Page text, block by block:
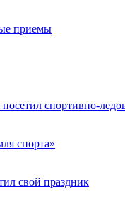
приемы
спортивно-
спорта»
свой праздник